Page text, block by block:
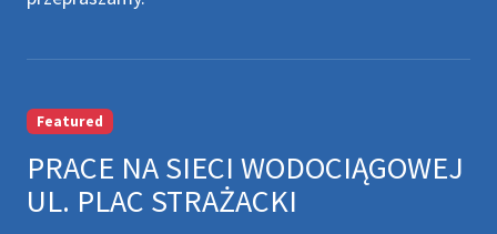
Featured
PRACE NA SIECI WODOCIĄGOWEJ
UL. PLAC STRAŻACKI